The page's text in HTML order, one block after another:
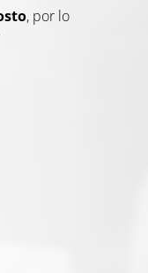
, por lo